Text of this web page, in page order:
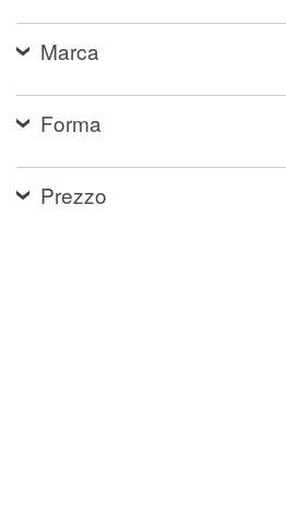
vedenti
che
utilizzano
screen
reader;
Premi
Marca
Forma
Prezzo